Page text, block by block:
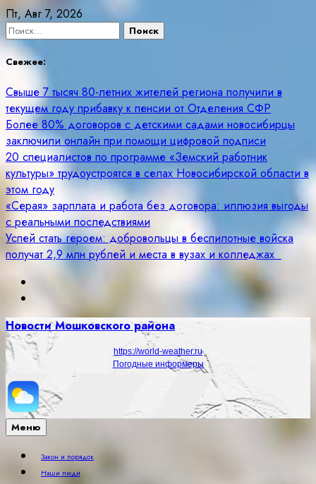
Skip
to
content
Пт, Авг 7, 2026
Найти:
Свежее:
Свыше 7 тысяч 80-летних жителей региона получили в
текущем году прибавку к пенсии от Отделения СФР
Более 80% договоров с детскими садами новосибирцы
заключили онлайн при помощи цифровой подписи
20 специалистов по программе «Земский работник
культуры» трудоустроятся в селах Новосибирской области в
этом году
«Серая» зарплата и работа без договора: иллюзия выгоды
с реальными последствиями
Успей стать героем: добровольцы в беспилотные войска
получат 2,9 млн рублей и места в вузах и колледжах
Новости Мошковского района
https://world-weather.ru
Погодные информеры
Меню
Закон и порядок
Наши люди